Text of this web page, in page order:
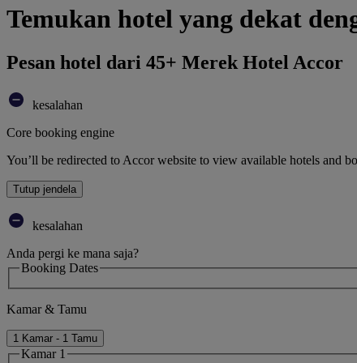
Temukan hotel yang dekat
Pesan hotel dari 45+ Merek Hotel Accor
kesalahan
Core booking engine
You’ll be redirected to Accor website to view available hotels and
Tutup jendela
kesalahan
Anda pergi ke mana saja?
Booking Dates
Kamar & Tamu
1 Kamar - 1 Tamu
Kamar 1